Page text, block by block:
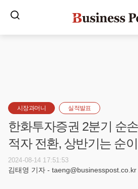
시장과머니 실적발표
한화투자증권 2분기 순
적자 전환, 상반기는 순
2024-08-14 17:51:53
김태영 기자 - taeng@businesspost.co.kr